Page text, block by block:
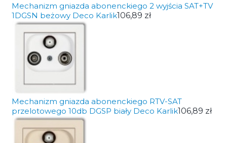
Mechanizm gniazda abonenckiego 2 wyjścia SAT+TV
1DGSN beżowy Deco Karlik106,89 zł
Mechanizm gniazda abonenckiego RTV-SAT
przelotowego 10db DGSP biały Deco Karlik106,89 zł